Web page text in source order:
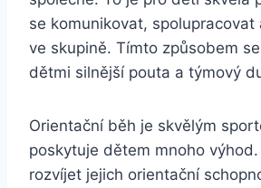
se komunikovat,
ve skupině. Tímto způsobem
dětmi silnější pouta a týmový
Orientační běh je skvělým
poskytuje dětem mnoho
rozvíjet jejich orientační